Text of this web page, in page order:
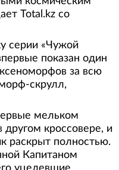
Total.kz со
серии «Чужой
показан один
за всю
скрулл,
мельком
кроссовере, и
раскрыт полностью.
Капитаном